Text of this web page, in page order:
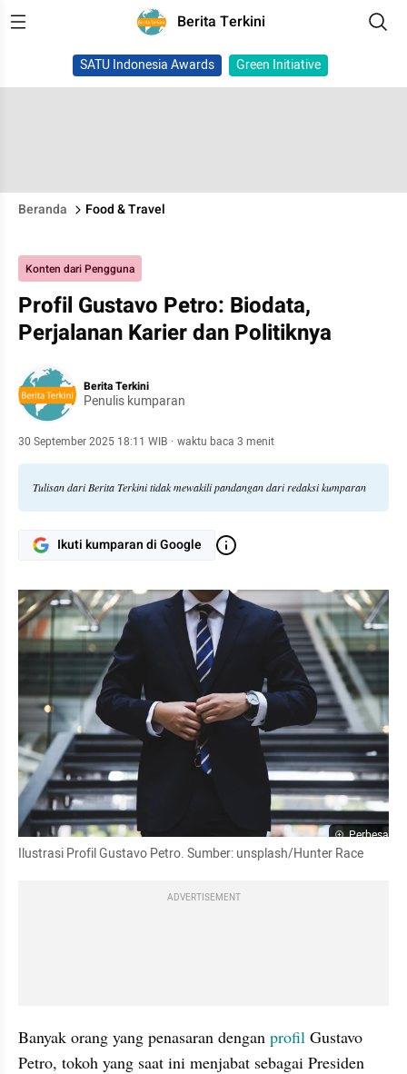
Berita Terkini
SATU Indonesia Awards Green Initiative
Beranda Food & Travel
Konten dari Pengguna
Profil Gustavo Petro: Biodata,
Perjalanan Karier dan Politiknya
Berita Terkini
Penulis kumparan
30 September 2025 18:11 WIB · waktu baca 3 menit
Tulisan dari Berita Terkini tidak mewakili pandangan dari redaksi kumparan
Ikuti kumparan di Google
Perbesar
Ilustrasi Profil Gustavo Petro. Sumber: unsplash/Hunter Race
ADVERTISEMENT
Banyak orang yang penasaran dengan profil Gustavo
Petro, tokoh yang saat ini menjabat sebagai Presiden